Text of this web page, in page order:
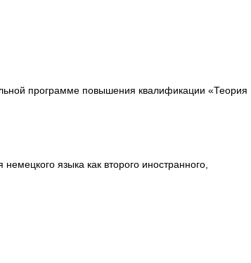
программе повышения квалификации «Теория
языка как второго иностранного,